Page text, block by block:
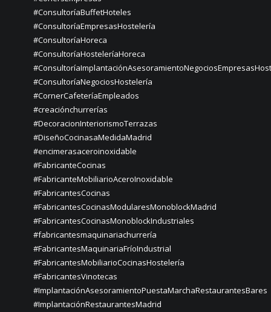
#ConsultoríaBuffetHoteles
#ConsultoríaEmpresasHostelería
#ConsultoríaHoreca
#ConsultoríaHosteleríaHoreca
#ConsultoríaNegociosHostelería
#CornerCafeteríaEmpleados
#creaciónchurrerías
#DecoracionInteriorismoTerrazas
#DiseñoCocinasaMedidaMadrid
#encimerasaceroinoxidable
#FabricanteCocinas
#FabricanteMobiliarioAceroInoxidable
#FabricantesCocinas
#FabricantesCocinasModularesMonoblockMadrid
#FabricantesCocinasMonoblockIndustriales
#fabricantesmaquinariachurrería
#FabricantesMaquinariaFríoIndustrial
#FabricantesMobiliarioCocinasHostelería
#FabricantesVinotecas
#ImplantaciónAsesoramientoPuestaMarchaRestaurantesBares
#ImplantaciónRestaurantesMadrid